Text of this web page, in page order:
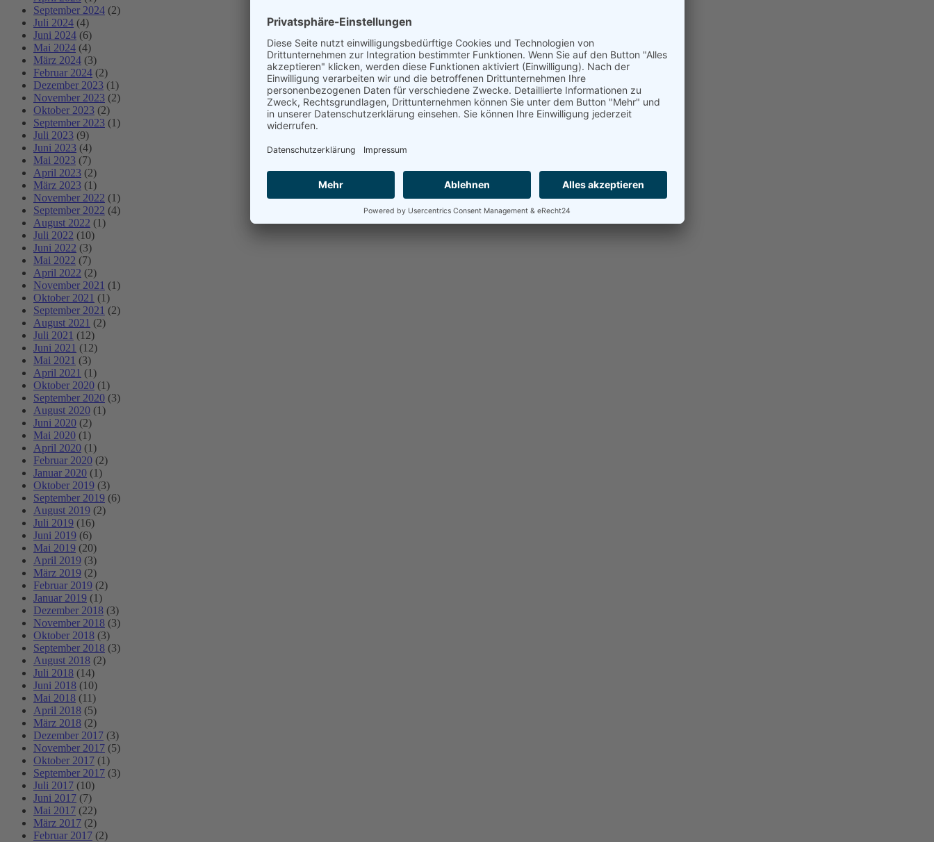
September 2024 (2)
Juli 2024 (4)
Juni 2024 (6)
Mai 2024 (4)
März 2024 (3)
Februar 2024 (2)
Dezember 2023 (1)
November 2023 (2)
Oktober 2023 (2)
September 2023 (1)
Juli 2023 (9)
Juni 2023 (4)
Mai 2023 (7)
April 2023 (2)
März 2023 (1)
November 2022 (1)
September 2022 (4)
August 2022 (1)
Juli 2022 (10)
Juni 2022 (3)
Mai 2022 (7)
April 2022 (2)
November 2021 (1)
Oktober 2021 (1)
September 2021 (2)
August 2021 (2)
Juli 2021 (12)
Juni 2021 (12)
Mai 2021 (3)
April 2021 (1)
Oktober 2020 (1)
September 2020 (3)
August 2020 (1)
Juni 2020 (2)
Mai 2020 (1)
April 2020 (1)
Februar 2020 (2)
Januar 2020 (1)
Oktober 2019 (3)
September 2019 (6)
August 2019 (2)
Juli 2019 (16)
Juni 2019 (6)
Mai 2019 (20)
April 2019 (3)
März 2019 (2)
Februar 2019 (2)
Januar 2019 (1)
Dezember 2018 (3)
November 2018 (3)
Oktober 2018 (3)
September 2018 (3)
August 2018 (2)
Juli 2018 (14)
Juni 2018 (10)
Mai 2018 (11)
April 2018 (5)
März 2018 (2)
Dezember 2017 (3)
November 2017 (5)
Oktober 2017 (1)
September 2017 (3)
Juli 2017 (10)
Juni 2017 (7)
Mai 2017 (22)
März 2017 (2)
Februar 2017 (2)